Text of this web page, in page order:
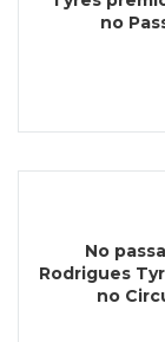
no
No
Rodrigues
no